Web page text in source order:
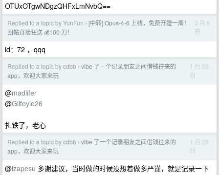
OTUxOTgwNDgzQHFxLmNvbQ==
Replied to a topic by YunFun › [中转] Opus-4-6 上线，免费开蹬一周！
回帖直接狂送 💰100 刀！
3 月 9
日
id：72 ，qqq
Replied to a topic by cdbb › vibe 了一个记录朋友之间借钱往来的
app，欢迎大家来玩
1 月 20
日
@madlifer
@Gilfoyle26
扎铁了，老心
Replied to a topic by cdbb › vibe 了一个记录朋友之间借钱往来的
app，欢迎大家来玩
1 月 20
日
@izapesu 多谢建议，当时做的时候没想着做多严谨，就是记录一下